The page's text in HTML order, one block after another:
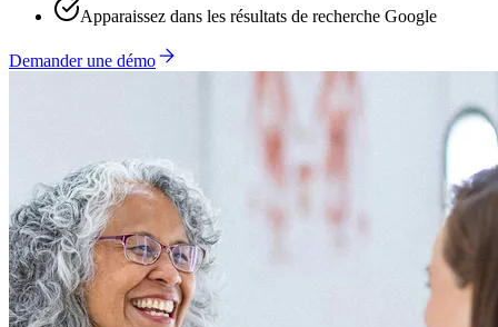
Apparaissez dans les résultats de recherche Google
Demander une démo